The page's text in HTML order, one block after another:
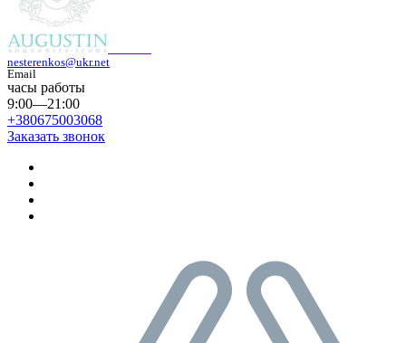
nesterenkos@ukr.net
Email
часы работы
9:00—21:00
+380675003068
Заказать звонок